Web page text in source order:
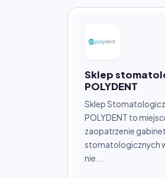
Sklep
POLYDENT
Sklep
POLYDENT to
zaopatrzenie
stomatologicznych
nie...